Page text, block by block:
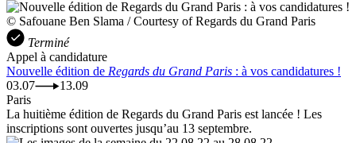
© Safouane Ben Slama / Courtesy of Regards du Grand Paris
Terminé
Appel à candidature
Nouvelle édition de Regards du Grand Paris : à vos candidatures !
03.07
13.09
Paris
La huitième édition de Regards du Grand Paris est lancée ! Les
inscriptions sont ouvertes jusqu’au 13 septembre.